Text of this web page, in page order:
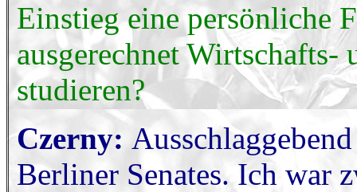
Einstieg eine persönliche
ausgerechnet
studieren?
Czerny:
Berliner Senates. Ich war